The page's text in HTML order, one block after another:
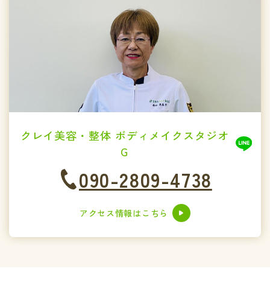
クレイ美容・整体 ボディメイクスタジオ
G
090-2809-4738
アクセス情報はこちら